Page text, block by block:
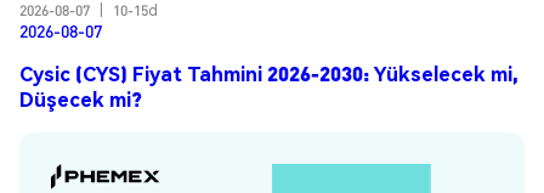
2026-08-07
10-15d
2026-08-07
Cysic (CYS) Fiyat Tahmini 2026-2030: Yükselecek mi,
Düşecek mi?